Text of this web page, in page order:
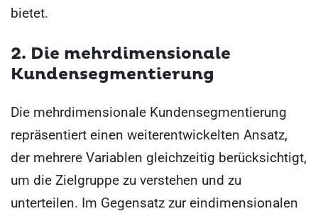
bietet.
2. Die mehrdimensionale
Kundensegmentierung
Die mehrdimensionale Kundensegmentierung
repräsentiert einen weiterentwickelten Ansatz,
der mehrere Variablen gleichzeitig berücksichtigt,
um die Zielgruppe zu verstehen und zu
unterteilen. Im Gegensatz zur eindimensionalen